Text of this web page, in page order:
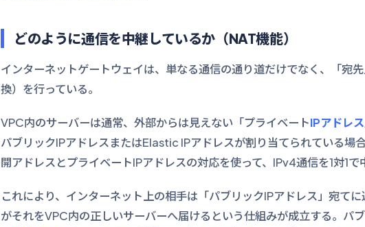
どのように通信を中継しているか（NAT機能）
インターネットゲートウェイは、単なる通信の通り道だけでなく、「宛
換）を行っている。
VPC内のサーバーは通常、外部からは見えない「プライベートIPアドレス
パブリックIPアドレスまたはElastic IPアドレスが割り当てられている場
開アドレスとプライベートIPアドレスの対応を使って、IPv4通信を1対1で
これにより、インターネット上の相手は「パブリックIPアドレス」宛て
がそれをVPC内の正しいサーバーへ届けるという仕組みが成立する。パ